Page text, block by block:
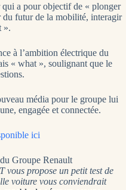
a pour objectif de « plonger
du futur de la mobilité, interagir
».
à l’ambition électrique du
« what », soulignant que le
média pour le groupe lui
engagée et connectée.
ici
vous propose un petit test de
voiture vous conviendrait